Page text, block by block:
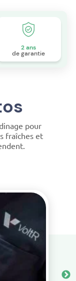
2 ans
de garantie
pour
fraîches et